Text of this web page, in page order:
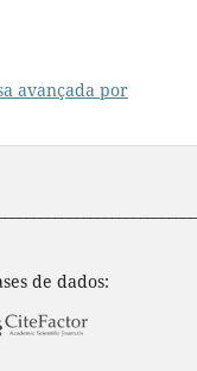
avançada por
de dados: